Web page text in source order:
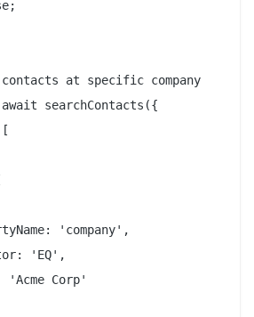
at specific company
searchContacts({
'company',
'EQ',
'Acme Corp'